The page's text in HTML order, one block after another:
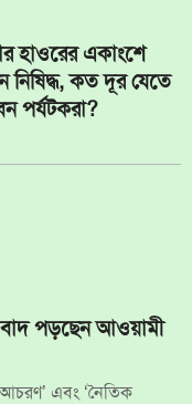
হাওরের একাংশে
নিষিদ্ধ, কত দূর যেতে
পর্যটকরা?
বাদ পড়ছেন আওয়ামী
আচরণ’ এবং ‘নৈতিক